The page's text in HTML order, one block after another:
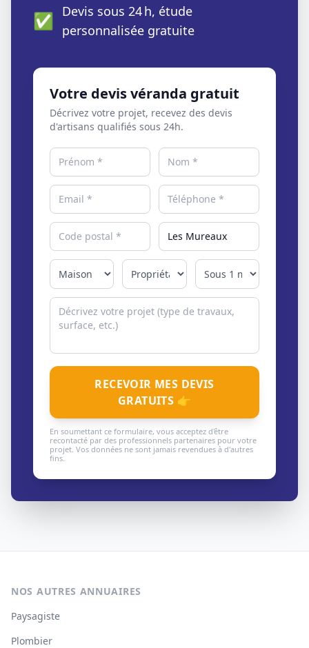
✅ Devis sous 24 h, étude
personnalisée gratuite
Votre devis véranda gratuit
Décrivez votre projet, recevez des devis
d'artisans qualifiés sous 24h.
RECEVOIR MES DEVIS
GRATUITS 👉
En soumettant ce formulaire, vous acceptez d'être
recontacté par des professionnels partenaires pour votre
projet. Vos données ne sont jamais revendues à d'autres
fins.
NOS AUTRES ANNUAIRES
Paysagiste
Plombier